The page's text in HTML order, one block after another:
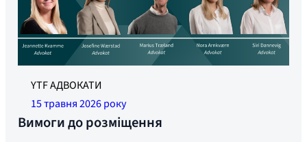
YTF АДВОКАТИ
15 травня 2026 року
Вимоги до розміщення